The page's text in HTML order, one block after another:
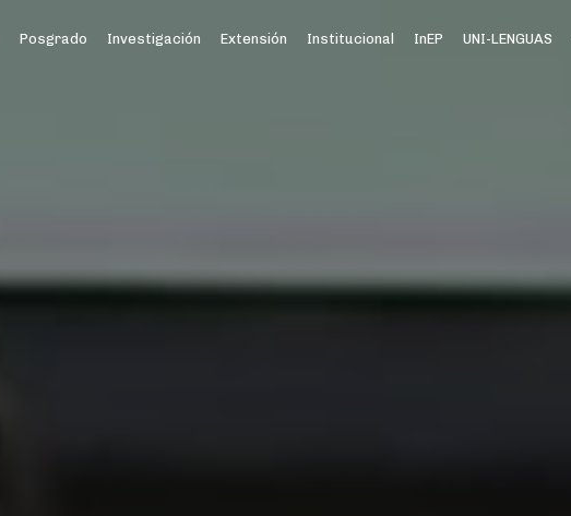
Posgrado Investigación Extensión Institucional InEP UNI-LENGUAS